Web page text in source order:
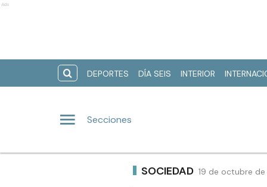
Ads
DEPORTES DÍA SEIS INTERIOR
Secciones
SOCIEDAD 19 de octubre